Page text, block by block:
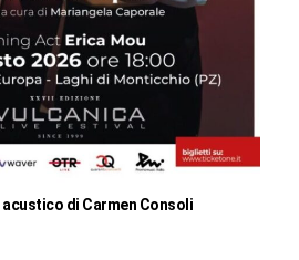
di Carmen Consoli